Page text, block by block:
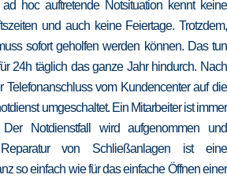
hoc auftretende Notsituation kennt keine
und auch keine Feiertage. Trotzdem,
sofort geholfen werden können. Das tun
24h täglich das ganze Jahr hindurch. Nach
Telefonanschluss vom Kundencenter auf die
umgeschaltet. Ein Mitarbeiter ist immer
Der Notdienstfall wird aufgenommen und
von Schließanlagen ist eine
so einfach wie für das einfache Öffnen einer